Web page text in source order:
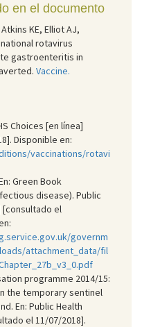
en el documento
KE, Elliot AJ,
rotavirus
gastroenteritis in
Vaccine.
Choices [en línea]
Disponible en:
vaccinations/rotavi
Green Book
disease). Public
[consultado el
governm
attachment_data/fil
programme 2014/15:
the temporary sentinel
En: Public Health
el 11/07/2018].